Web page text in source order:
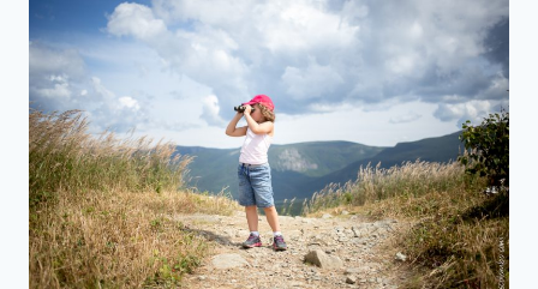
PERCE
BONAVENTURE